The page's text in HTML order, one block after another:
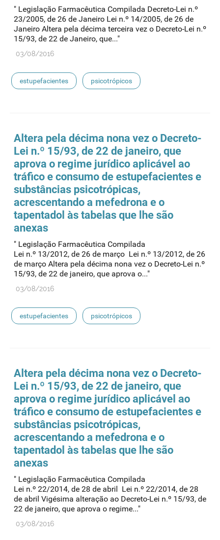
" Legislação Farmacêutica Compilada Decreto-Lei n.º
23/2005, de 26 de Janeiro Lei n.º 14/2005, de 26 de
Janeiro Altera pela décima terceira vez o Decreto-Lei n.º
15/93, de 22 de Janeiro, que..."
03/08/2016
estupefacientes psicotrópicos
Altera pela décima nona vez o Decreto-
Lei n.º 15/93, de 22 de janeiro, que
aprova o regime jurídico aplicável ao
tráfico e consumo de estupefacientes e
substâncias psicotrópicas,
acrescentando a mefedrona e o
tapentadol às tabelas que lhe são
anexas
" Legislação Farmacêutica Compilada
Lei n.º 13/2012, de 26 de março Lei n.º 13/2012, de 26
de março Altera pela décima nona vez o Decreto-Lei n.º
15/93, de 22 de janeiro, que aprova o..."
03/08/2016
estupefacientes psicotrópicos
Altera pela décima nona vez o Decreto-
Lei n.º 15/93, de 22 de janeiro, que
aprova o regime jurídico aplicável ao
tráfico e consumo de estupefacientes e
substâncias psicotrópicas,
acrescentando a mefedrona e o
tapentadol às tabelas que lhe são
anexas
" Legislação Farmacêutica Compilada
Lei n.º 22/2014, de 28 de abril Lei n.º 22/2014, de 28
de abril Vigésima alteração ao Decreto-Lei n.º 15/93, de
22 de janeiro, que aprova o regime..."
03/08/2016